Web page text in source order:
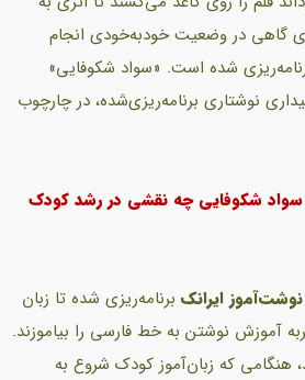
گاهی در وضعیت خودبه‌خودی انجام
شده است. «سواد شکوفایی»
نوشتاری برنامه‌ریزی‌شده، در چارچوب
سواد شکوفایی چه نقشی در رشد کودک
نوشت‌آموز ایرانک برنامه‌ریزی شده تا زبان
آموزش نوشتن به خط فارسی را بیاموزند.
هنگامی که زبان‌آموز کودک شروع به